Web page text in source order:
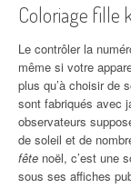
Coloriage fille
Le contrôler la
même si votre
plus qu’à choisir de
sont fabriqués avec
observateurs
de soleil et de
fête noël, c’est une
sous ses affiches